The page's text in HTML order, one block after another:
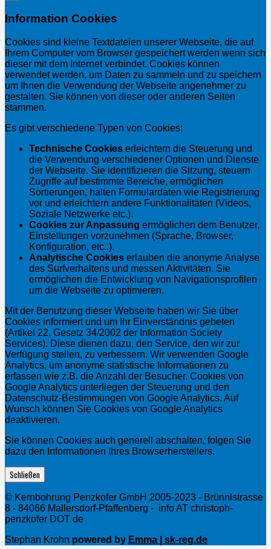
Information Cookies
Cookies sind kleine Textdateien unserer Webseite, die auf
Ihrem Computer vom Browser gespeichert werden wenn sich
dieser mit dem Internet verbindet. Cookies können
verwendet werden, um Daten zu sammeln und zu speichern
um Ihnen die Verwendung der Webseite angenehmer zu
gestalten. Sie können von dieser oder anderen Seiten
stammen.
Es gibt verschiedene Typen von Cookies:
Technische Cookies erleichtern die Steuerung und
die Verwendung verschiedener Optionen und Dienste
der Webseite. Sie identifizieren die Sitzung, steuern
Zugriffe auf bestimmte Bereiche, ermöglichen
Sortierungen, halten Formulardaten wie Registrierung
vor und erleichtern andere Funktionalitäten (Videos,
Soziale Netzwerke etc.).
Cookies zur Anpassung ermöglichen dem Benutzer,
Einstellungen vorzunehmen (Sprache, Browser,
Konfiguration, etc..).
Analytische Cookies erlauben die anonyme Analyse
des Surfverhaltens und messen Aktivitäten. Sie
ermöglichen die Entwicklung von Navigationsprofilen
um die Webseite zu optimieren.
Mit der Benutzung dieser Webseite haben wir Sie über
Cookies informiert und um Ihr Einverständnis gebeten
(Artikel 22, Gesetz 34/2002 der Information Society
Services). Diese dienen dazu, den Service, den wir zur
Verfügung stellen, zu verbessern. Wir verwenden Google
Analytics, um anonyme statistische Informationen zu
erfassen wie z.B. die Anzahl der Besucher. Cookies von
Google Analytics unterliegen der Steuerung und den
Datenschutz-Bestimmungen von Google Analytics. Auf
Wunsch können Sie Cookies von Google Analytics
deaktivieren.
Sie können Cookies auch generell abschalten, folgen Sie
dazu den Informationen Ihres Browserherstellers.
Schließen
© Kernbohrung Penzkofer GmbH 2005-2023 - Brünnlstrasse
8 - 84066 Mallersdorf-Pfaffenberg - info AT christoph-
penzkofer DOT de
Stephan Krohn powered by Emma | sk-reg.de